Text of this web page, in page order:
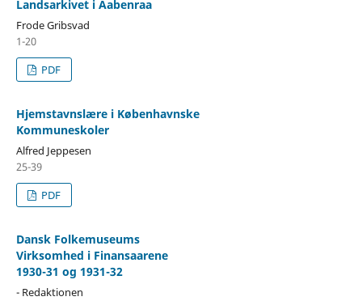
Landsarkivet i Aabenraa
Frode Gribsvad
1-20
PDF
Hjemstavnslære i Københavnske
Kommuneskoler
Alfred Jeppesen
25-39
PDF
Dansk Folkemuseums
Virksomhed i Finansaarene
1930-31 og 1931-32
- Redaktionen